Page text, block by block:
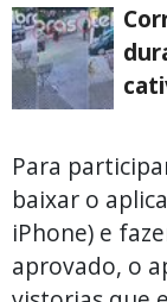
Para
baixar o
iPhone) e
aprovado, o